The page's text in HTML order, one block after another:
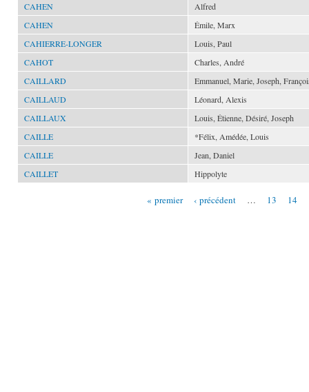
CAHEN
Alfred
CAHEN
Émile, Marx
CAHIERRE-LONGER
Louis, Paul
CAHOT
Charles, André
CAILLARD
Emmanuel, Marie, Joseph,
CAILLAUD
Léonard, Alexis
CAILLAUX
Louis, Étienne, Désiré, Joseph
CAILLE
*Félix, Amédée, Louis
CAILLE
Jean, Daniel
CAILLET
Hippolyte
« premier ‹ précédent … 13 14